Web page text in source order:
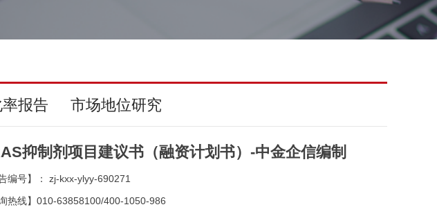
报告 市场地位研究
抑制剂项目建议书（融资计划书）-中金企信编制
告编号】： zj-kxx-ylyy-690271
询热线】010-63858100/400-1050-986